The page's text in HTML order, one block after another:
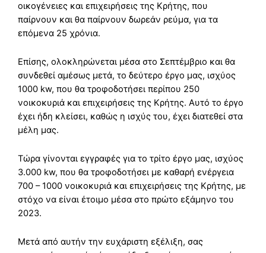
οικογένειες και επιχειρήσεις της Κρήτης, που
παίρνουν και θα παίρνουν δωρεάν ρεύμα, για τα
επόμενα 25 χρόνια.
Επίσης, ολοκληρώνεται μέσα στο Σεπτέμβριο και θα
συνδεθεί αμέσως μετά, το δεύτερο έργο μας, ισχύος
1000 kw, που θα τροφοδοτήσει περίπου 250
νοικοκυριά και επιχειρήσεις της Κρήτης. Αυτό το έργο
έχει ήδη κλείσει, καθώς η ισχύς του, έχει διατεθεί στα
μέλη μας.
Τώρα γίνονται εγγραφές για το τρίτο έργο μας, ισχύος
3.000 kw, που θα τροφοδοτήσει με καθαρή ενέργεια
700 – 1000 νοικοκυριά και επιχειρήσεις της Κρήτης, με
στόχο να είναι έτοιμο μέσα στο πρώτο εξάμηνο του
2023.
Μετά από αυτήν την ευχάριστη εξέλιξη, σας